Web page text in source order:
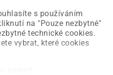
s používáním
na "Pouze nezbytné"
technické cookies.
vybrat, které cookies
Úvodní strana